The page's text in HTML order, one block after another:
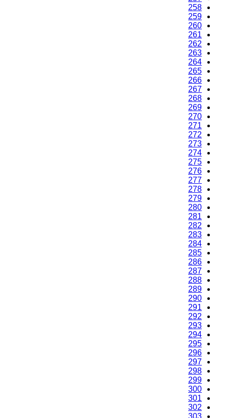
258
259
260
261
262
263
264
265
266
267
268
269
270
271
272
273
274
275
276
277
278
279
280
281
282
283
284
285
286
287
288
289
290
291
292
293
294
295
296
297
298
299
300
301
302